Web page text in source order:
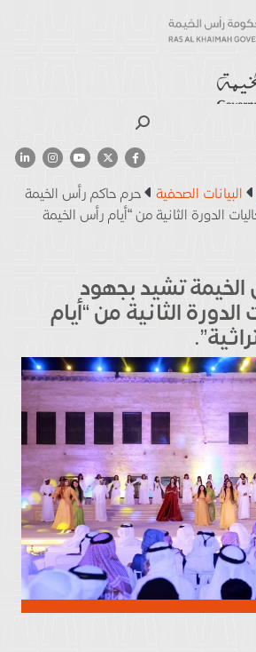
البيانات الصحفية
حرم حاكم رأس الخيمة
الدورة الثانية من “أيام رأس الخيمة
تشيد بجهود
الثانية من “أيام